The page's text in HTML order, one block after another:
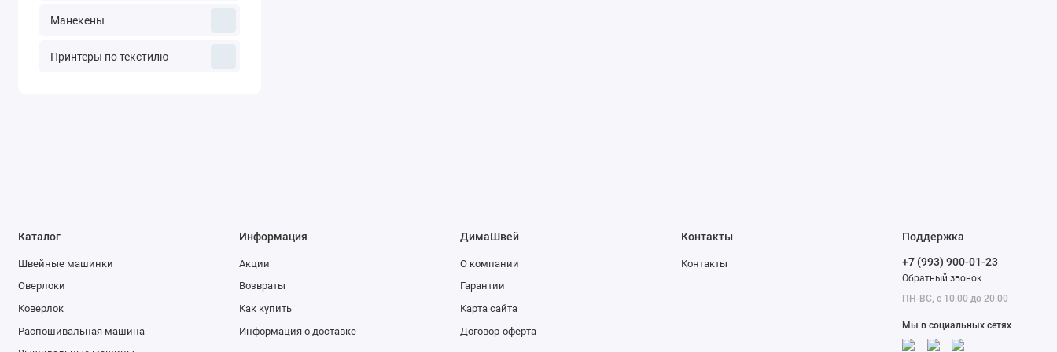
Манекены
Принтеры по текстилю
Каталог
Швейные машинки
Оверлоки
Коверлок
Распошивальная машина
Информация
Акции
Возвраты
Как купить
Информация о доставке
ДимаШвей
О компании
Гарантии
Карта сайта
Договор-оферта
Контакты
Контакты
Поддержка
+7 (993) 900-01-23
Обратный звонок
ПН-ВС, с 10.00 до 20.00
Мы в социальных сетях